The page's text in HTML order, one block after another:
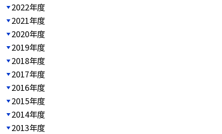
2022年度
2021年度
2020年度
2019年度
2018年度
2017年度
2016年度
2015年度
2014年度
2013年度